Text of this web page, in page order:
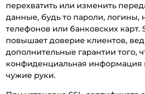
перехватить или изменить
данные, будь то пароли, логины,
телефонов или банковских карт.
повышает доверие клиентов,
дополнительные гарантии того,
конфиденциальная информация
чужие руки.